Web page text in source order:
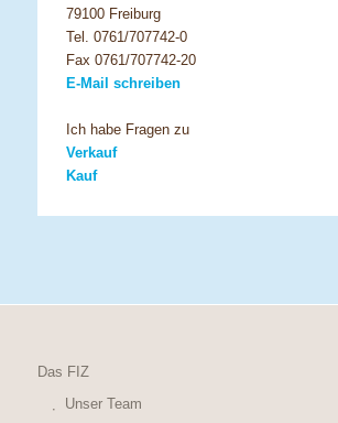
79100 Freiburg
Tel. 0761/707742-0
Fax 0761/707742-20
E-Mail schreiben
Ich habe Fragen zu
Verkauf
Kauf
Das FIZ
Unser Team